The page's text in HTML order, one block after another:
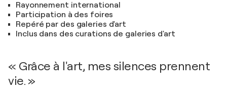
Rayonnement international
Participation à des foires
Repéré par des galeries d'art
Inclus dans des curations de galeries d'art
« Grâce à l'art, mes silences prennent
vie. »